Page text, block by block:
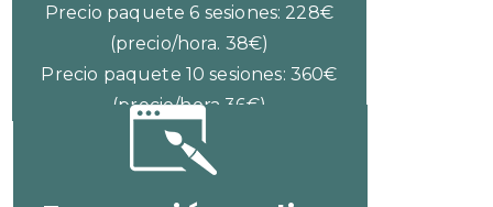
Precio paquete 6 sesiones: 228€
(precio/hora. 38€)
Precio paquete 10 sesiones: 360€
(precio/hora 36€)